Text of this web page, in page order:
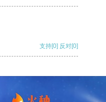
支持[0] 反对[0]
支持